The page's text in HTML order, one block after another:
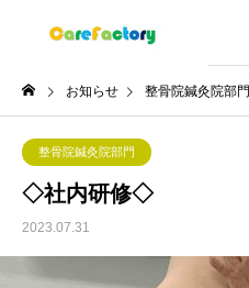
お知らせ 整骨院鍼灸院部門
整骨院鍼灸院部門
◇社内研修◇
2023.07.31